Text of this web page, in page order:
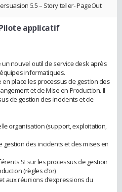
5.5 – Story teller- PageOut
applicatif
nouvel outil de service desk après
informatiques.
place les processus de gestion des
et de Mise en Production. Il
de gestion des incidents et de
organisation (support, exploitation,
gestion des incidents et des mises en
SI sur les processus de gestion
(règles d’or)
aux réunions d’expressions du